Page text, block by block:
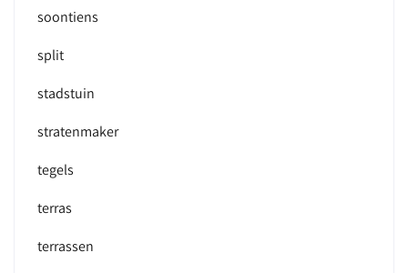
soontiens
split
stadstuin
stratenmaker
tegels
terras
terrassen